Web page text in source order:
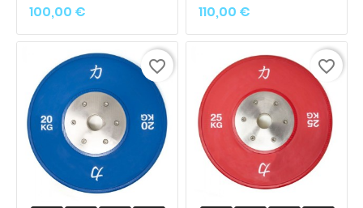
100,00 €Prix 110,00 €Prix
favorite_border favorite_border